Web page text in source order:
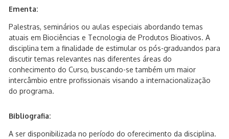
Ementa:
Palestras, seminários ou aulas especiais abordando temas
atuais em Biociências e Tecnologia de Produtos Bioativos. A
disciplina tem a finalidade de estimular os pós-graduandos para
discutir temas relevantes nas diferentes áreas do
conhecimento do Curso, buscando-se também um maior
intercâmbio entre profissionais visando a internacionalização
do programa.
Bibliografia:
A ser disponibilizada no período do oferecimento da disciplina.